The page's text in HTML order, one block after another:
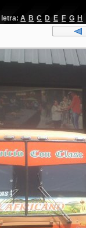
letra: A B C D E F G H